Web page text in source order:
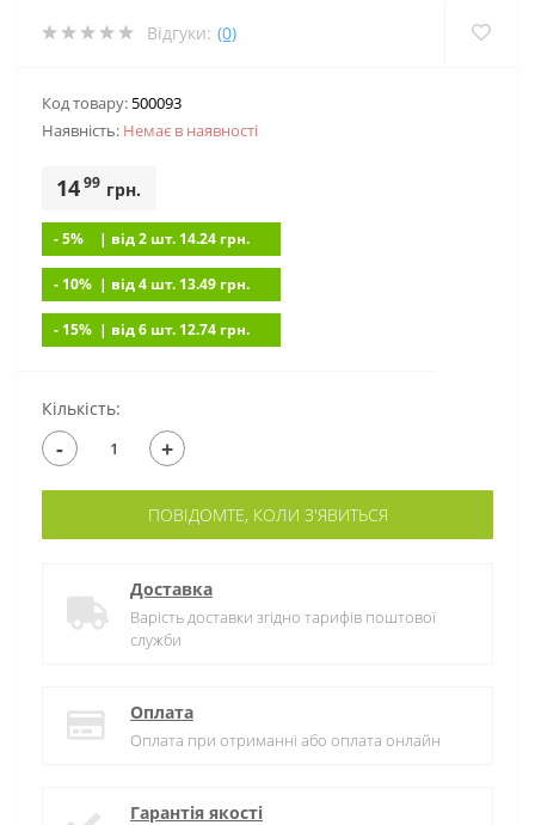
Відгуки: (0)
Код товару: 500093
Наявність: Немає в наявностi
1499 грн.
- 5% | вiд 2 шт. 14.24 грн.
- 10% | вiд 4 шт. 13.49 грн.
- 15% | вiд 6 шт. 12.74 грн.
Кількість:
- +
ПОВІДОМТЕ, КОЛИ З'ЯВИТЬСЯ
Доставка
Варість доставки згідно тарифів поштової
служби
Оплата
Оплата при отриманні або оплата онлайн
Гарантія якості